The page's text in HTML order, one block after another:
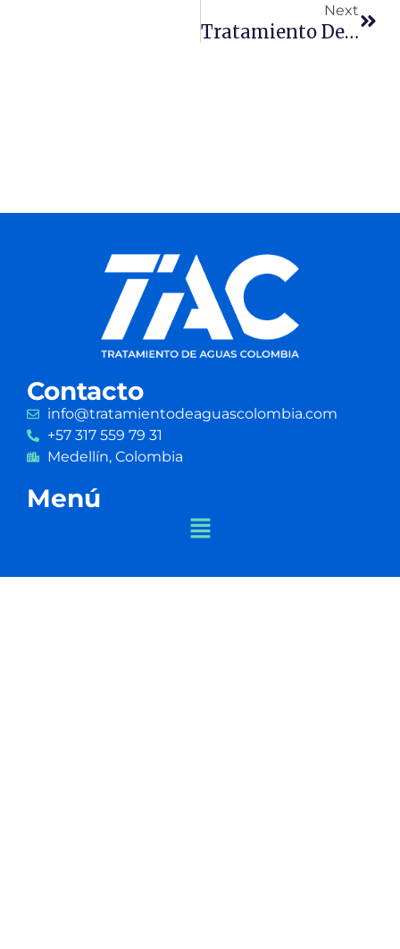
Next
Tratamiento De Aguas Industriales Como Factor De Sostenibilidad Y Reputación Empresarial
Contacto
info@tratamientodeaguascolombia.com
+57 317 559 79 31
Medellín, Colombia
Menú